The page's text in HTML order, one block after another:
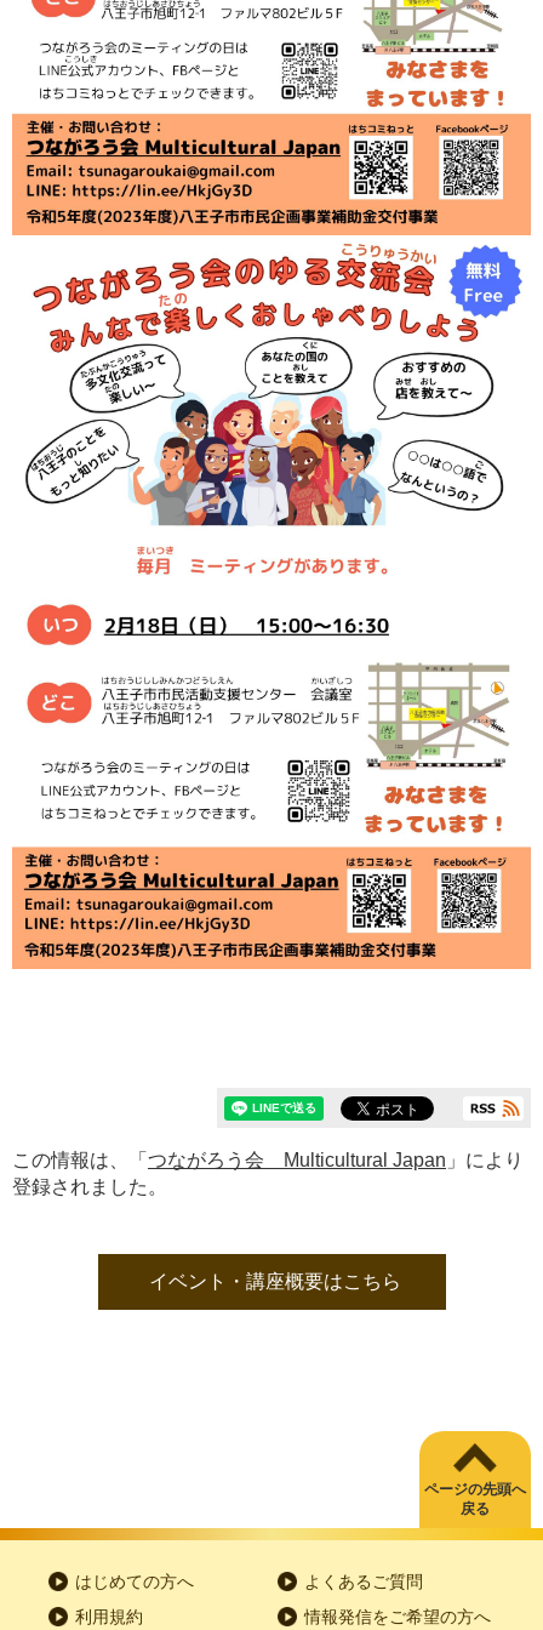
この情報は、「 つながろう会 Multicultural Japan 」により
登録されました。
イベント・講座概要はこちら
ページの先頭へ
戻る
はじめての方へ
よくあるご質問
利用規約
情報発信をご希望の方へ